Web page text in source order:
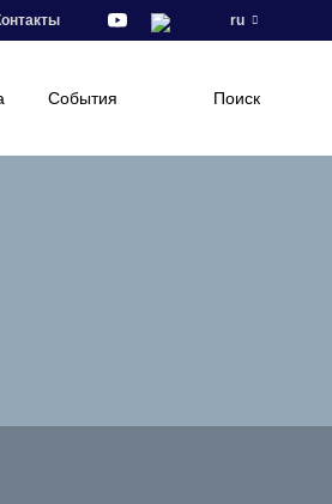
ru
События Поиск